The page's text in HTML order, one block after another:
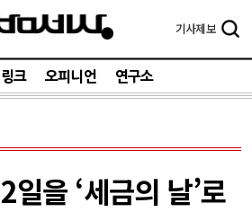
기사제보
크 오피니언 연구소
을 ‘세금의 날’로